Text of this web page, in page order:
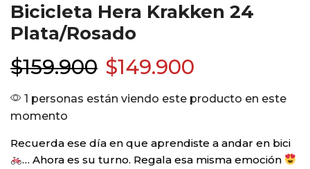
Bicicleta Hera Krakken 24
Plata/Rosado
$159.900 $149.900
1 personas están viendo este producto en este
momento
Recuerda ese día en que aprendiste a andar en bici
… Ahora es su turno. Regala esa misma emoción